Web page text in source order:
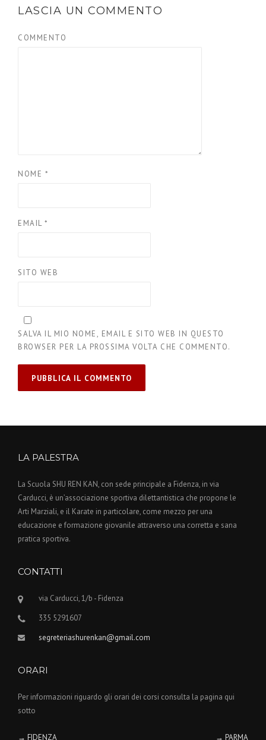
LASCIA UN COMMENTO
COMMENTO
NOME *
EMAIL *
SITO WEB
SALVA IL MIO NOME, EMAIL E SITO WEB IN QUESTO
BROWSER PER LA PROSSIMA VOLTA CHE COMMENTO.
LA PALESTRA
La Scuola SHU REN KAN, con sede principale a Fidenza, in via
Carducci, è un’associazione sportiva dilettantistica che propone le
Arti Marziali, e il Karate in particolare, come mezzo per una
educazione e formazione giovanile attraverso una corretta e sana
pratica sportiva.
CONTATTI
via Carducci, 1/b - Fidenza
335 5291607
segreteriashurenkan@gmail.com
ORARI
Per informazioni riguardo gli orari dei corsi consulta la pagina qui
sotto
→ FIDENZA → PARMA